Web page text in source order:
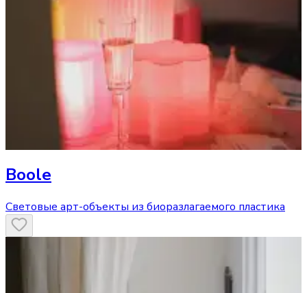
Boole
Световые арт-объекты из биоразлагаемого пластика